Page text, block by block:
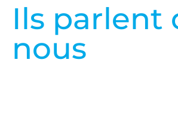
Ils parlent
nous